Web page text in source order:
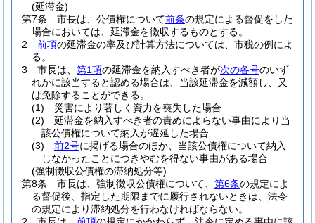
(延滞金)
第7条
市長は、公債権について前条の規定による督促をした
場合においては、延滞金を徴収するものとする。
2
前項の延滞金の率及び計算方法については、市税の例によ
る。
3
市長は、 第1項の延滞金を納入すべき者が次の各号のいず
れかに該当すると認める場合は、当該延滞金を減額し、又
は免除することができる。
(1)
災害により著しく資力を喪失した場合
(2)
延滞金を納入すべき者の責めによらない事由により当
該公債権について納入が遅延した場合
(3)
前2号に掲げる場合のほか、当該公債権について納入
しなかったことにつきやむを得ない事由がある場合
(強制徴収公債権の滞納処分等)
第8条
市長は、強制徴収公債権について、 第6条の規定によ
る督促後、指定した期限までに履行されないときは、法令
の規定により滞納処分を行わなければならない。